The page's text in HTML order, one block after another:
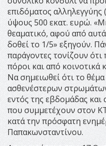
επιδόματος
ύψους 500 εκατ. ευρώ.
θεαματικό, αφού από
δοθεί το 1/5» εξηγούν.
παράγοντες τονίζουν
πόροι και από
Να σημειωθεί ότι το
ασθενέστερων
εντός της εβδομάδας
που συμμετέχουν στον
κατά την πρόσφατη
Παπακωνσταντίνου.